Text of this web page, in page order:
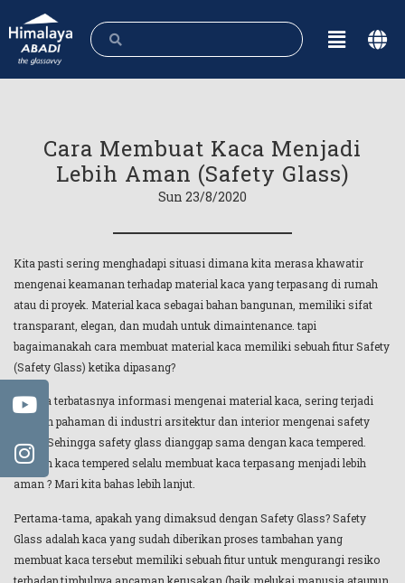
Cara Membuat Kaca Menjadi
Lebih Aman (Safety Glass)
Sun 23/8/2020
Kita pasti sering menghadapi situasi dimana kita merasa khawatir
mengenai keamanan terhadap material kaca yang terpasang di rumah
atau di proyek. Material kaca sebagai bahan bangunan, memiliki sifat
transparant, elegan, dan mudah untuk dimaintenance. tapi
bagaimanakah cara membuat material kaca memiliki sebuah fitur Safety
(Safety Glass) ketika dipasang?
Karena terbatasnya informasi mengenai material kaca, sering terjadi
kesalah pahaman di industri arsitektur dan interior mengenai safety
glass. Sehingga safety glass dianggap sama dengan kaca tempered.
Apakah kaca tempered selalu membuat kaca terpasang menjadi lebih
aman ? Mari kita bahas lebih lanjut.
Pertama-tama, apakah yang dimaksud dengan Safety Glass? Safety
Glass adalah kaca yang sudah diberikan proses tambahan yang
membuat kaca tersebut memiliki sebuah fitur untuk mengurangi resiko
terhadap timbulnya ancaman kerusakan (baik melukai manusia ataupun